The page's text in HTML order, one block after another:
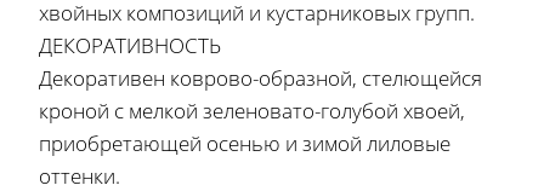
хвойных композиций и кустарниковых групп.
ДЕКОРАТИВНОСТЬ
Декоративен коврово-образной, стелющейся
кроной с мелкой зеленовато-голубой хвоей,
приобретающей осенью и зимой лиловые
оттенки.